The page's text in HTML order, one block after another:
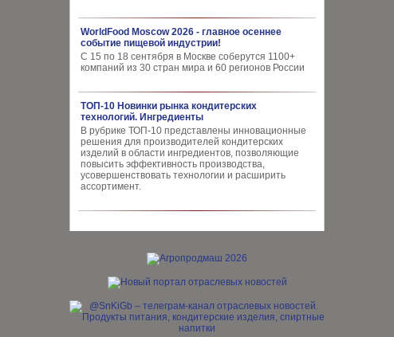
WorldFood Moscow 2026 - главное осеннее
событие пищевой индустрии!
С 15 по 18 сентября в Москве соберутся 1100+
компаний из 30 стран мира и 60 регионов России
ТОП-10 Новинки рынка кондитерских
технологий. Ингредиенты
В рубрике ТОП-10 представлены инновационные
решения для производителей кондитерских
изделий в области ингредиентов, позволяющие
повысить эффективность производства,
усовершенствовать технологии и расширить
ассортимент.